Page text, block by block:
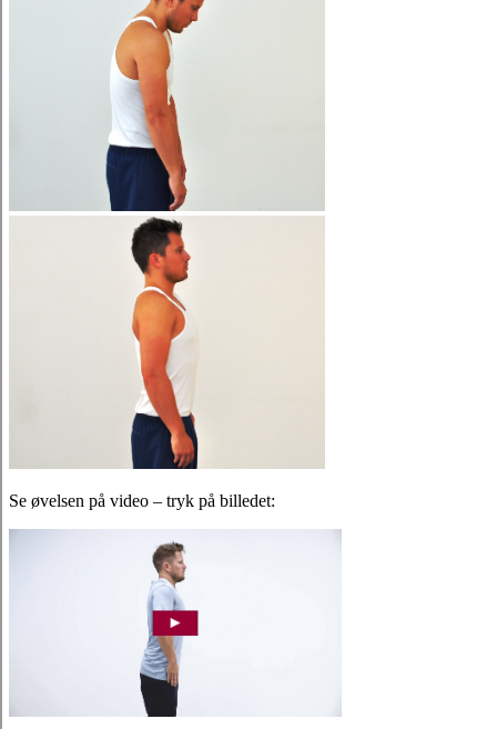
Se øvelsen på video – tryk på billedet: